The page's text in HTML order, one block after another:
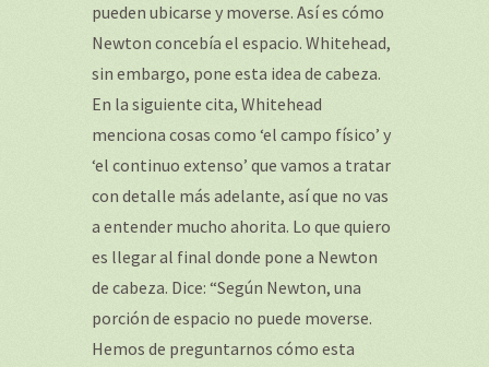
pueden ubicarse y moverse. Así es cómo
Newton concebía el espacio. Whitehead,
sin embargo, pone esta idea de cabeza.
En la siguiente cita, Whitehead
menciona cosas como ‘el campo físico’ y
‘el continuo extenso’ que vamos a tratar
con detalle más adelante, así que no vas
a entender mucho ahorita. Lo que quiero
es llegar al final donde pone a Newton
de cabeza. Dice: “Según Newton, una
porción de espacio no puede moverse.
Hemos de preguntarnos cómo esta